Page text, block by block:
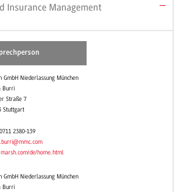
Insurance Management
GmbH Niederlassung München
Burri
Straße 7
Stuttgart
2380-139
de/home.html
GmbH Niederlassung München
Burri